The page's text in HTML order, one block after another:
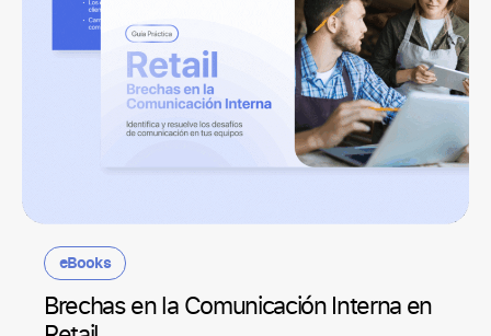
eBooks
Brechas en la Comunicación Interna en